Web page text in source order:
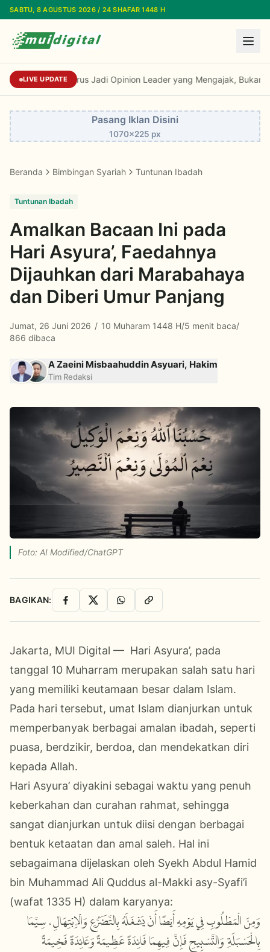
Lewati ke konten utama
SABTU, 8 AGUSTUS 2026 / 24 SHAFAR 1448 H
LIVE UPDATE Kiai Cholil: Dai Harus Jadi Opinion Leader
Pasang Iklan Disini
1070x225 px
Beranda Bimbingan Syariah Tuntunan Ibadah
Tuntunan Ibadah
Amalkan Bacaan Ini pada
Hari Asyura’, Faedahnya
Dijauhkan dari Marabahaya
dan Diberi Umur Panjang
Jumat, 26 Juni 2026 / 10 Muharam 1448 H/5 menit baca/
866 dibaca
A Zaeini Misbaahuddin Asyuari, Hakim
Tim Redaksi
Foto: AI Modified/ChatGPT
BAGIKAN: Facebook
X WhatsAppSalin Link
Jakarta, MUI Digital — Hari Asyura’, pada
tanggal 10 Muharram merupakan salah satu hari
yang memiliki keutamaan besar dalam Islam.
Pada hari tersebut, umat Islam dianjurkan untuk
memperbanyak berbagai amalan ibadah, seperti
puasa, berdzikir, berdoa, dan mendekatkan diri
kepada Allah.
Hari Asyura’ diyakini sebagai waktu yang penuh
keberkahan dan curahan rahmat, sehingga
sangat dianjurkan untuk diisi dengan berbagai
bentuk ketaatan dan amal saleh. Hal ini
sebagaimana dijelaskan oleh Syekh Abdul Hamid
bin Muhammad Ali Quddus al-Makki asy-Syafi’i
(wafat 1335 H) dalam karyanya:
وَمِنَ الْمَطْلُوبِ فِي يَوْمِهِ أَيْضًا أَنْ يَشْغَلَهُ بِالتَّضَرُّعِ وَالْإِبْتِهَالِ، سِيَّمَا
بِالْحَسْبَلَةِ وَالتَّسْبِيحِ فَإِنَّ فِيهِمَا فَائِدَةً عَظِيمَةً وَعَائِدَةً فَخِيمَةً